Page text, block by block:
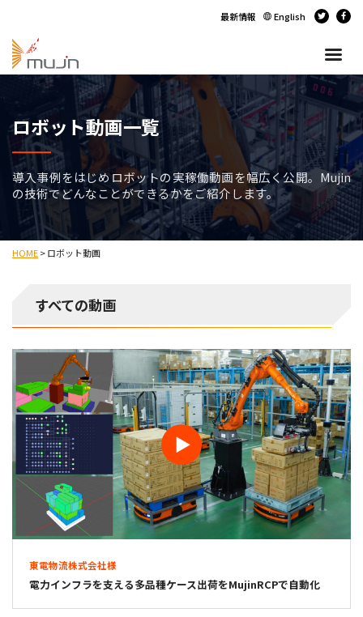
最新情報 English
ロボット動画一覧
導入事例をはじめロボットの実稼働動画を幅広く公開。Mujin
の技術でどんなことができるかをご紹介します。
HOME>ロボット動画
すべての動画
東電物流株式会社様
電力インフラを支える多品種ケース出荷をMujinRCPで自動化